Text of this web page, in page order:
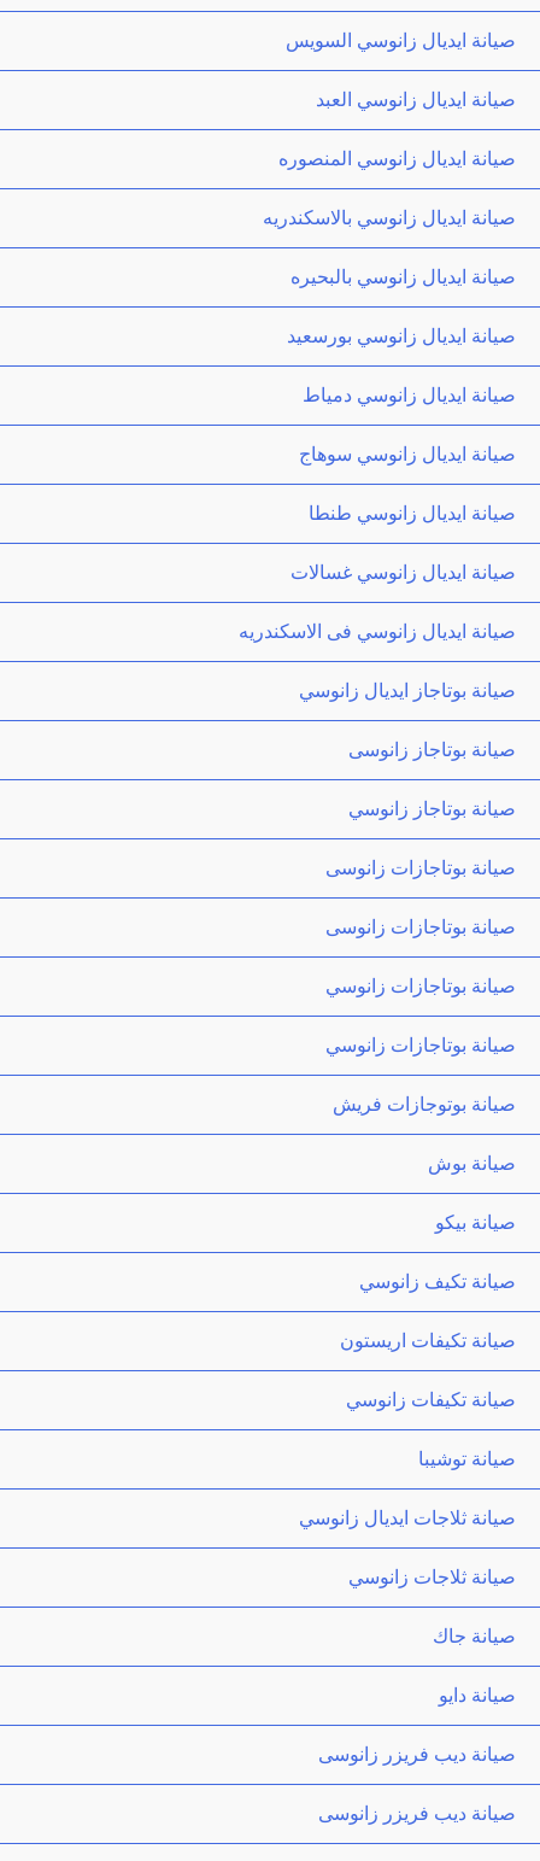
صيانة ايديال زانوسي السويس
صيانة ايديال زانوسي العبد
صيانة ايديال زانوسي المنصوره
صيانة ايديال زانوسي بالاسكندريه
صيانة ايديال زانوسي بالبحيره
صيانة ايديال زانوسي بورسعيد
صيانة ايديال زانوسي دمياط
صيانة ايديال زانوسي سوهاج
صيانة ايديال زانوسي طنطا
صيانة ايديال زانوسي غسالات
صيانة ايديال زانوسي فى الاسكندريه
صيانة بوتاجاز ايديال زانوسي
صيانة بوتاجاز زانوسى
صيانة بوتاجاز زانوسي
صيانة بوتاجازات زانوسى
صيانة بوتاجازات زانوسى
صيانة بوتاجازات زانوسي
صيانة بوتاجازات زانوسي
صيانة بوتوجازات فريش
صيانة بوش
صيانة بيكو
صيانة تكيف زانوسي
صيانة تكيفات اريستون
صيانة تكيفات زانوسي
صيانة توشيبا
صيانة ثلاجات ايديال زانوسي
صيانة ثلاجات زانوسي
صيانة جاك
صيانة دايو
صيانة ديب فريزر زانوسى
صيانة ديب فريزر زانوسى